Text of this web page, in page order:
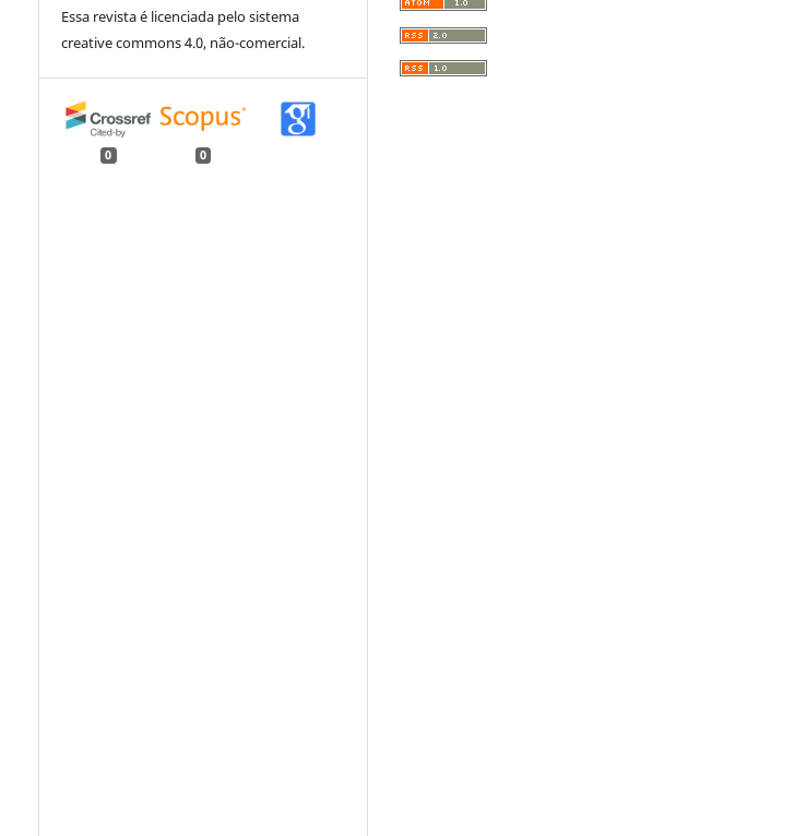
Essa revista é licenciada pelo sistema
creative commons 4.0, não-comercial.
0 0